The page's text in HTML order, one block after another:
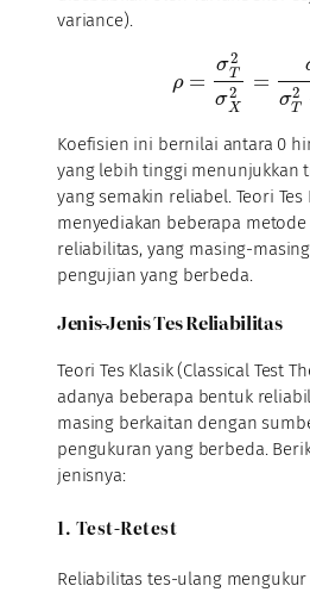
variance).
ρ =
σ2
T
σ2
X
=
σ2
T
Koefisien ini bernilai antara 0
yang lebih tinggi menunjukkan
yang semakin reliabel. Teori Tes
menyediakan beberapa
reliabilitas, yang masing-
pengujian yang berbeda.
Jenis-Jenis Tes Reliabilitas
Teori Tes Klasik (Classical Test
adanya beberapa bentuk
masing berkaitan dengan
pengukuran yang berbeda.
jenisnya:
1. Test-Retest
Reliabilitas tes-ulang